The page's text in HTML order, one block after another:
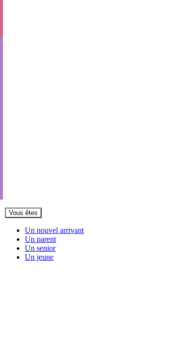
Vous êtes
Un nouvel arrivant
Un parent
Un senior
Un jeune